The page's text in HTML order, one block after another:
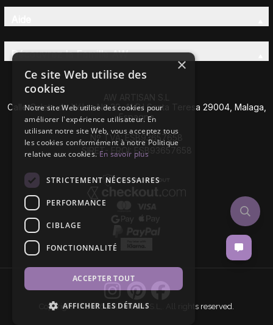
Découvrez la Famille AW
AW ARTISAN S.L
Calle Caleta de Vélez Nº 39-41 P.I Santa Teresa 29004, Malaga,
Espagne
Nº TVA: ESB93657658
SIRET- EROI: ESB93657658
Copyright © 2026 AW Artisan S.L,. All rights reserved.
×
Ce site Web utilise des
cookies
Notre site Web utilise des cookies pour
améliorer l'expérience utilisateur. En
utilisant notre site Web, vous acceptez tous
les cookies conformément à notre Politique
relative aux cookies.En savoir plus
STRICTEMENT NÉCESSAIRES
PERFORMANCE
CIBLAGE
FONCTIONNALITÉ
ACCEPTER TOUT
AFFICHER LES DÉTAILS